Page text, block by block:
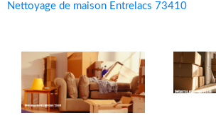
Nettoyage de maison Entrelacs 73410